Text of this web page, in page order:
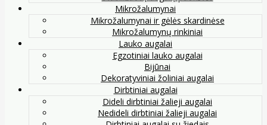
Mikrožalumynai
Mikrožalumynai ir gėlės skardinėse
Mikrožalumynų rinkiniai
Lauko augalai
Egzotiniai lauko augalai
Bijūnai
Dekoratyviniai žoliniai augalai
Dirbtiniai augalai
Dideli dirbtiniai žalieji augalai
Nedideli dirbtiniai žalieji augalai